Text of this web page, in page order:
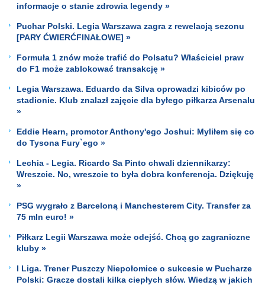
informacje o stanie zdrowia legendy »
Puchar Polski. Legia Warszawa zagra z rewelacją sezonu
[PARY ĆWIERĆFINAŁOWE] »
Formuła 1 znów może trafić do Polsatu? Właściciel praw
do F1 może zablokować transakcję »
Legia Warszawa. Eduardo da Silva oprowadzi kibiców po
stadionie. Klub znalazł zajęcie dla byłego piłkarza Arsenalu
»
Eddie Hearn, promotor Anthony'ego Joshui: Myliłem się co
do Tysona Fury`ego »
Lechia - Legia. Ricardo Sa Pinto chwali dziennikarzy:
Wreszcie. No, wreszcie to była dobra konferencja. Dziękuję
»
PSG wygrało z Barceloną i Manchesterem City. Transfer za
75 mln euro! »
Piłkarz Legii Warszawa może odejść. Chcą go zagraniczne
kluby »
I Liga. Trener Puszczy Niepołomice o sukcesie w Pucharze
Polski: Gracze dostali kilka ciepłych słów. Wiedzą w jakich